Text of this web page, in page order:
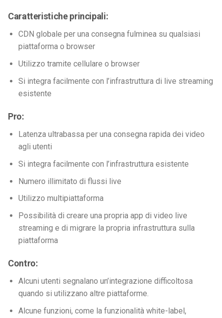
Caratteristiche principali:
CDN globale per una consegna fulminea su qualsiasi
piattaforma o browser
Utilizzo tramite cellulare o browser
Si integra facilmente con l’infrastruttura di live streaming
esistente
Pro:
Latenza ultrabassa per una consegna rapida dei video
agli utenti
Si integra facilmente con l’infrastruttura esistente
Numero illimitato di flussi live
Utilizzo multipiattaforma
Possibilità di creare una propria app di video live
streaming e di migrare la propria infrastruttura sulla
piattaforma
Contro:
Alcuni utenti segnalano un’integrazione difficoltosa
quando si utilizzano altre piattaforme.
Alcune funzioni, come la funzionalità white-label,